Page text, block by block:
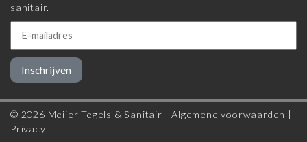
sanitair.
Inschrijven
© 2026 Meijer Tegels & Sanitair |Algemene voorwaarden |
Privacy